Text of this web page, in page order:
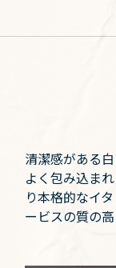
清潔感がある
よく包み込ま
り本格的なイ
ービスの質の